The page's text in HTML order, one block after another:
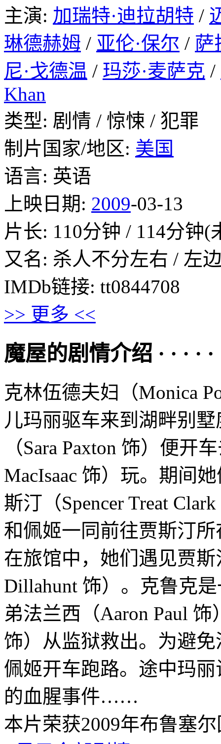
主演: 加瑞特·迪拉胡特 /
琳德赫姆 / 亚伦·保尔 / 萨
尼·戈德温 / 玛莎·麦萨克 /
Khan
类型: 剧情 / 惊悚 / 犯罪
制片国家/地区: 美国
语言: 英语
上映日期: 2009-03-13
片长: 110分钟 / 114分钟(
又名: 杀人不分左右 / 左
IMDb链接: tt0844708
>> 更多 <<
魔屋的剧情介绍 · · · · ·
克林伍德夫妇（Monica
儿玛丽驱车来到湖畔别
（Sara Paxton 饰）便开
MacIsaac 饰）玩。期间
斯汀（Spencer Treat
和佩姬一同前往贾斯汀
在旅馆中，她们遇见贾
Dillahunt 饰）。克鲁克
弟法兰西（Aaron Paul
饰）从监狱救出。为避
佩姬开车跑路。途中玛
的血腥事件……
本片荣获2009年布鲁塞